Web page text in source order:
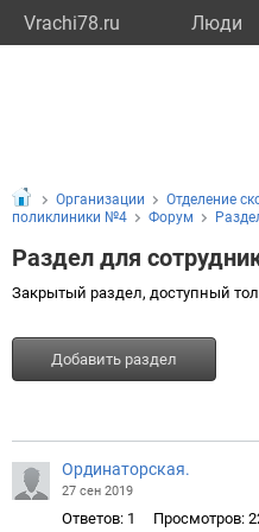
Vrachi78.ru Люди
Организации
Отделение
поликлиники №4
Форум
Раздел для
Закрытый раздел, доступный
Добавить раздел
Ординаторская.
27 сен 2019
Ответов: 1 Просмотров: